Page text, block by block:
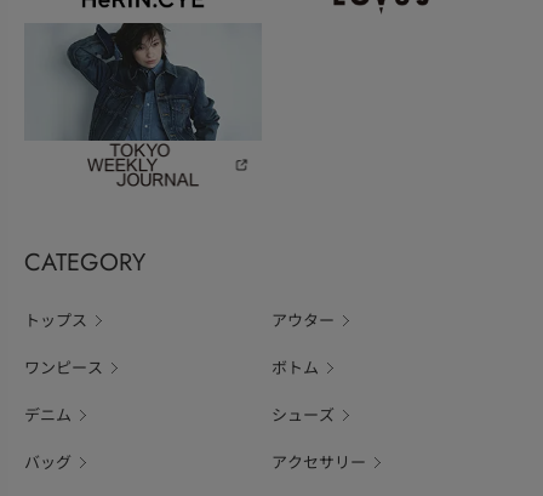
CATEGORY
トップス アウター
ワンピース ボトム
デニム シューズ
バッグ アクセサリー